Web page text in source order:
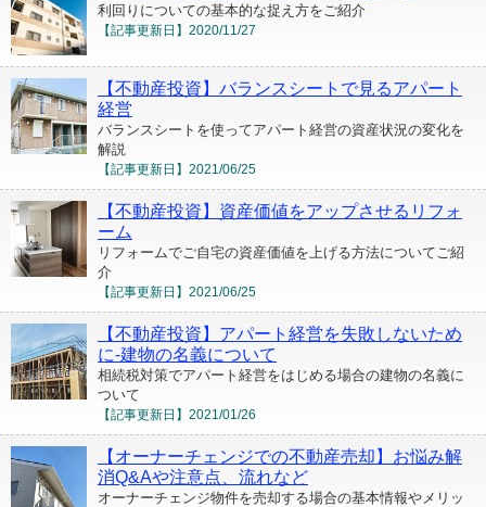
利回りについての基本的な捉え方をご紹介
【記事更新日】 2020/11/27
【不動産投資】バランスシートで見るアパート
経営
バランスシートを使ってアパート経営の資産状況の変化を
解説
【記事更新日】 2021/06/25
【不動産投資】資産価値をアップさせるリフォ
ーム
リフォームでご自宅の資産価値を上げる方法についてご紹
介
【記事更新日】 2021/06/25
【不動産投資】アパート経営を失敗しないため
に-建物の名義について
相続税対策でアパート経営をはじめる場合の建物の名義に
ついて
【記事更新日】 2021/01/26
【オーナーチェンジでの不動産売却】お悩み解
消Q&Aや注意点、流れなど
オーナーチェンジ物件を売却する場合の基本情報やメリッ